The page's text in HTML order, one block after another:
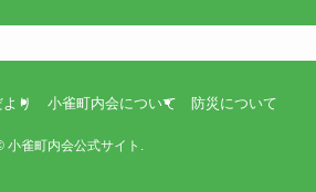
り 小雀町内会について 防災について
小雀町内会公式サイト.